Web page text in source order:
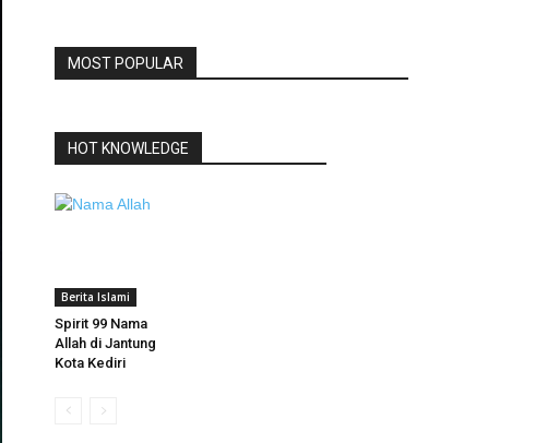
MOST POPULAR
HOT KNOWLEDGE
Berita Islami
Spirit 99 Nama
Allah di Jantung
Kota Kediri